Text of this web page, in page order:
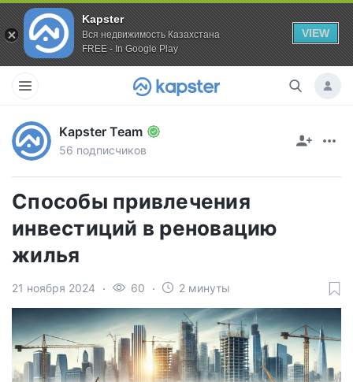
Kapster
Вся недвижимость Казахстана
FREE - In Google Play
VIEW
Kapster Team
56 подписчиков
Способы привлечения
инвестиций в реновацию
жилья
21 ноября 2024 60 2 минуты